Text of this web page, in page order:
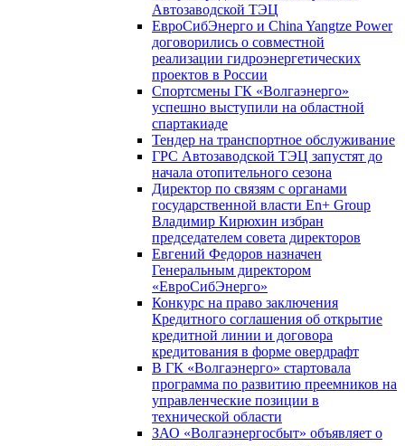
Автозаводской ТЭЦ
ЕвроСибЭнерго и China Yangtze Power
договорились о совместной
реализации гидроэнергетических
проектов в России
Спортсмены ГК «Волгаэнерго»
успешно выступили на областной
спартакиаде
Тендер на транспортное обслуживание
ГРС Автозаводской ТЭЦ запустят до
начала отопительного сезона
Директор по связям с органами
государственной власти En+ Group
Владимир Кирюхин избран
председателем совета директоров
Евгений Федоров назначен
Генеральным директором
«ЕвроСибЭнерго»
Конкурс на право заключения
Кредитного соглашения об открытие
кредитной линии и договора
кредитования в форме овердрафт
В ГК «Волгаэнерго» стартовала
программа по развитию преемников на
управленческие позиции в
технической области
ЗАО «Волгаэнергосбыт» объявляет о